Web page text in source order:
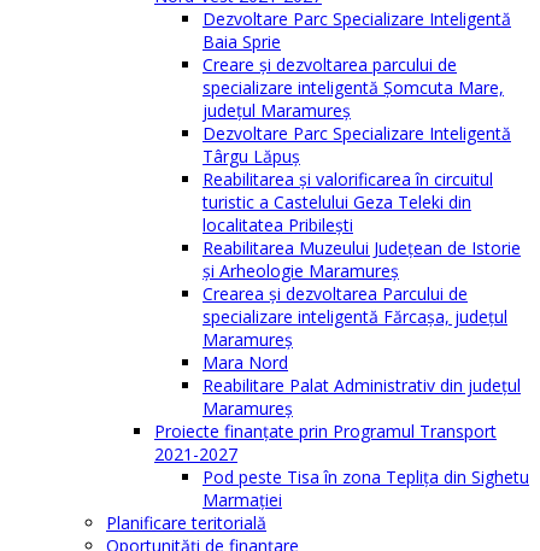
Dezvoltare Parc Specializare Inteligentă
Baia Sprie
Creare și dezvoltarea parcului de
specializare inteligentă Șomcuta Mare,
județul Maramureș
Dezvoltare Parc Specializare Inteligentă
Târgu Lăpuș
Reabilitarea și valorificarea în circuitul
turistic a Castelului Geza Teleki din
localitatea Pribilești
Reabilitarea Muzeului Județean de Istorie
și Arheologie Maramureș
Crearea și dezvoltarea Parcului de
specializare inteligentă Fărcașa, județul
Maramureș
Mara Nord
Reabilitare Palat Administrativ din județul
Maramureș
Proiecte finanțate prin Programul Transport
2021-2027
Pod peste Tisa în zona Teplița din Sighetu
Marmației
Planificare teritorială
Oportunităţi de finanţare